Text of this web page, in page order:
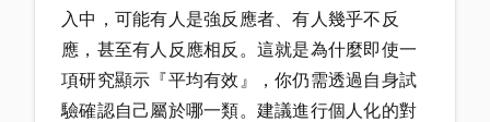
入中，可能有人是強反應者、有人幾乎不反
應，甚至有人反應相反。這就是為什麼即使一
項研究顯示『平均有效』，你仍需透過自身試
驗確認自己屬於哪一類。建議進行個人化的對